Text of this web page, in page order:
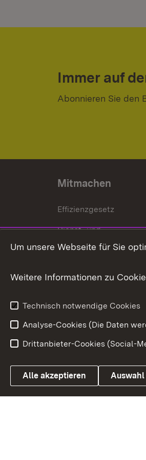
Immer auf
Abonnieren Sie den
Mitmachen
Effizienzgesetz
Dienst- und
Versorgungsbezüge
Weitere
Link zum Landesportal
Um unsere Webseite für Sie
Weitere Informationen zu
Technisch notwendige Cookies
Analyse-Cookies (Die Daten
Drittanbieter-Cookies (Social-
Alle akzeptieren